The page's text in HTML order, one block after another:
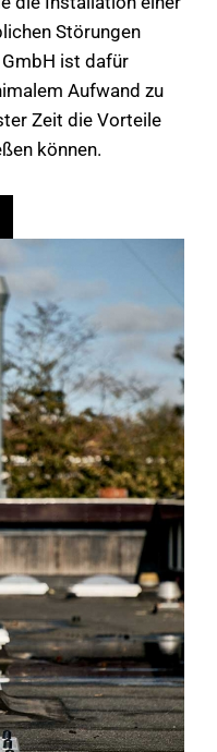
Störungen
GmbH ist dafür
Aufwand zu
Zeit die Vorteile
können.